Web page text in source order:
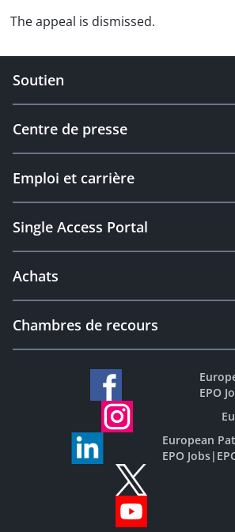
The appeal is dismissed.
Soutien
Centre de presse
Emploi et carrière
Single Access Portal
Achats
Chambres de recours
EPO
European
EPO Jobs|